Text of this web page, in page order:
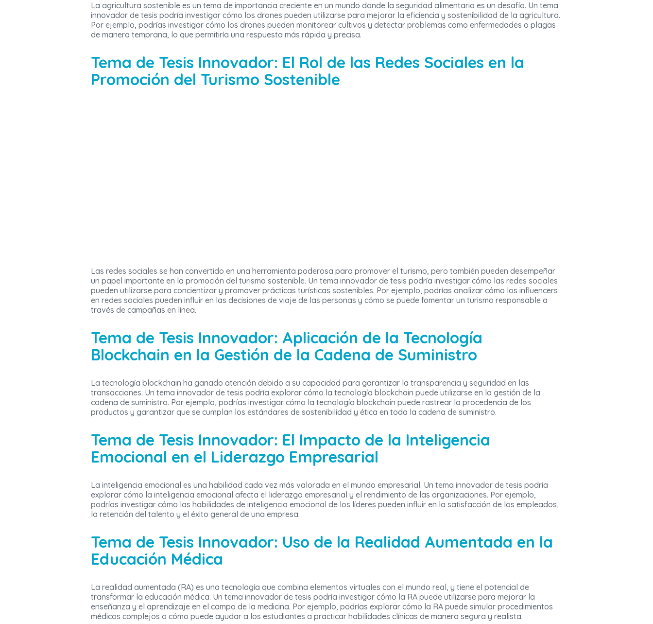
La agricultura sostenible es un tema de importancia creciente en un mundo donde la seguridad alimentaria es un desafío. Un tema
innovador de tesis podría investigar cómo los drones pueden utilizarse para mejorar la eficiencia y sostenibilidad de la agricultura.
Por ejemplo, podrías investigar cómo los drones pueden monitorear cultivos y detectar problemas como enfermedades o plagas
de manera temprana, lo que permitiría una respuesta más rápida y precisa.
Tema de Tesis Innovador: El Rol de las Redes Sociales en la
Promoción del Turismo Sostenible
Las redes sociales se han convertido en una herramienta poderosa para promover el turismo, pero también pueden desempeñar
un papel importante en la promoción del turismo sostenible. Un tema innovador de tesis podría investigar cómo las redes sociales
pueden utilizarse para concientizar y promover prácticas turísticas sostenibles. Por ejemplo, podrías analizar cómo los influencers
en redes sociales pueden influir en las decisiones de viaje de las personas y cómo se puede fomentar un turismo responsable a
través de campañas en línea.
Tema de Tesis Innovador: Aplicación de la Tecnología
Blockchain en la Gestión de la Cadena de Suministro
La tecnología blockchain ha ganado atención debido a su capacidad para garantizar la transparencia y seguridad en las
transacciones. Un tema innovador de tesis podría explorar cómo la tecnología blockchain puede utilizarse en la gestión de la
cadena de suministro. Por ejemplo, podrías investigar cómo la tecnología blockchain puede rastrear la procedencia de los
productos y garantizar que se cumplan los estándares de sostenibilidad y ética en toda la cadena de suministro.
Tema de Tesis Innovador: El Impacto de la Inteligencia
Emocional en el Liderazgo Empresarial
La inteligencia emocional es una habilidad cada vez más valorada en el mundo empresarial. Un tema innovador de tesis podría
explorar cómo la inteligencia emocional afecta el liderazgo empresarial y el rendimiento de las organizaciones. Por ejemplo,
podrías investigar cómo las habilidades de inteligencia emocional de los líderes pueden influir en la satisfacción de los empleados,
la retención del talento y el éxito general de una empresa.
Tema de Tesis Innovador: Uso de la Realidad Aumentada en la
Educación Médica
La realidad aumentada (RA) es una tecnología que combina elementos virtuales con el mundo real, y tiene el potencial de
transformar la educación médica. Un tema innovador de tesis podría investigar cómo la RA puede utilizarse para mejorar la
enseñanza y el aprendizaje en el campo de la medicina. Por ejemplo, podrías explorar cómo la RA puede simular procedimientos
médicos complejos o cómo puede ayudar a los estudiantes a practicar habilidades clínicas de manera segura y realista.